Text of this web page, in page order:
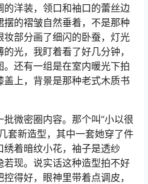
洋装，领口和袖口的蕾丝边
的褶皱自然垂着，不是那种
部分画了细闪的卧蚕，灯光
光，我盯着看了好几分钟，
还有一组是在室内暖光下拍
上，背景是那种老式木质书
微密圈内容。那个叫“小以很
套新造型，其中一套她穿了件
着暗纹小花，袖子是透纱
现。说实话这种造型拍不好
得好，眼神里带着点调皮，